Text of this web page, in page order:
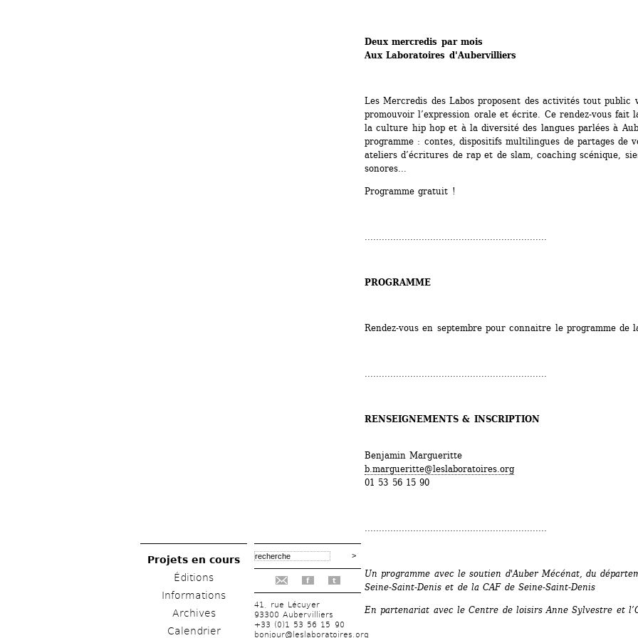
Projets en cours
Éditions
Informations
Archives
Calendrier
f t
41, rue Lécuyer
93300 Aubervilliers
+33 (0)1 53 56 15 90
bonjour@leslaboratoires.org
Deux mercredis par mois
Aux Laboratoires d'Aubervilliers
Les Mercredis des Labos proposent des activités tout public
promouvoir l’expression orale et écrite. Ce rendez-vous fait
la culture hip hop et à la diversité des langues parlées à
programme : contes, dispositifs multilingues de partages de
ateliers d’écritures de rap et de slam, coaching scénique,
sonores...
Programme gratuit !
................................................................
PROGRAMME
Rendez-vous en septembre pour connaitre le programme de
................................................................
RENSEIGNEMENTS & INSCRIPTION
Benjamin Margueritte
b.margueritte@leslaboratoires.org
01 53 56 15 90
................................................................
Un programme avec le soutien d'Auber Mécénat, du
Seine-Saint-Denis et de la CAF de Seine-Saint-Denis
En partenariat avec le Centre de loisirs Anne Sylvestre et